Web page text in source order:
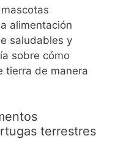
alimentación
saludables y
sobre cómo
tierra de manera
terrestres